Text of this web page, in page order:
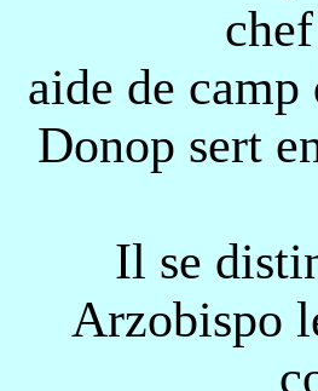
aide de
Donop sert
Il se
Arzobispo